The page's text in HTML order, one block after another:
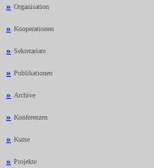
» Organisation
» Kooperationen
» Sekretariate
» Publikationen
» Archive
» Konferenzen
» Kurse
» Projekte